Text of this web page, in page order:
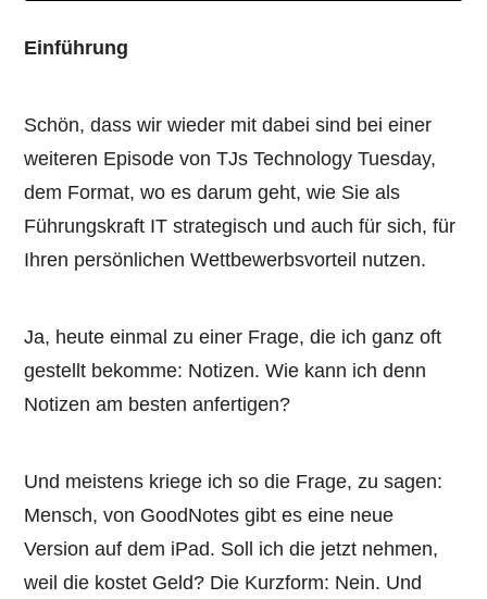
Einführung
Schön, dass wir wieder mit dabei sind bei einer
weiteren Episode von TJs Technology Tuesday,
dem Format, wo es darum geht, wie Sie als
Führungskraft IT strategisch und auch für sich, für
Ihren persönlichen Wettbewerbsvorteil nutzen.
Ja, heute einmal zu einer Frage, die ich ganz oft
gestellt bekomme: Notizen. Wie kann ich denn
Notizen am besten anfertigen?
Und meistens kriege ich so die Frage, zu sagen:
Mensch, von GoodNotes gibt es eine neue
Version auf dem iPad. Soll ich die jetzt nehmen,
weil die kostet Geld? Die Kurzform: Nein. Und